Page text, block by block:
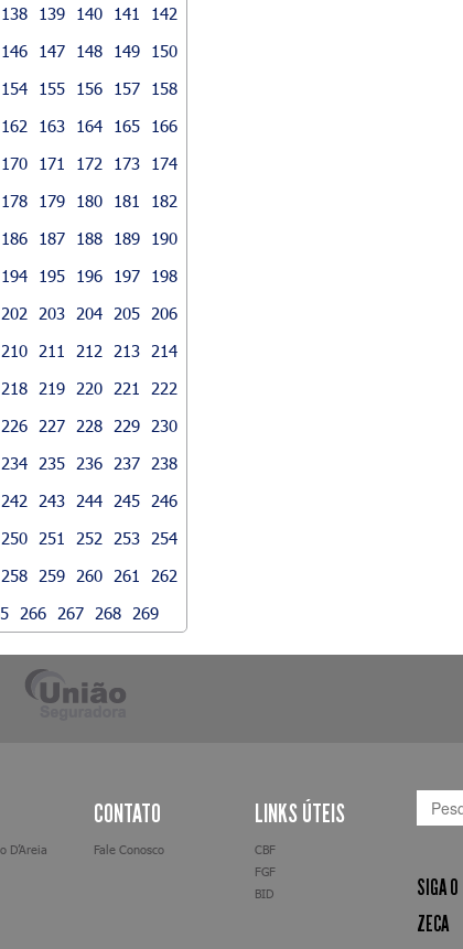
138 139 140 141
142
146 147 148 149
150
154 155 156 157
158
162 163 164 165
166
170 171 172 173
174
178 179 180 181
182
186 187 188 189
190
194 195 196 197
198
202 203 204 205
206
210 211 212 213
214
218 219 220 221
222
226 227 228 229
230
234 235 236 237
238
242 243 244 245
246
250 251 252 253
254
258 259 260 261
262
266 267 268 269
D’Areia
CONTATO
Fale Conosco
LINKS ÚTEIS
CBF
FGF
BID
SIGA O
ZECA